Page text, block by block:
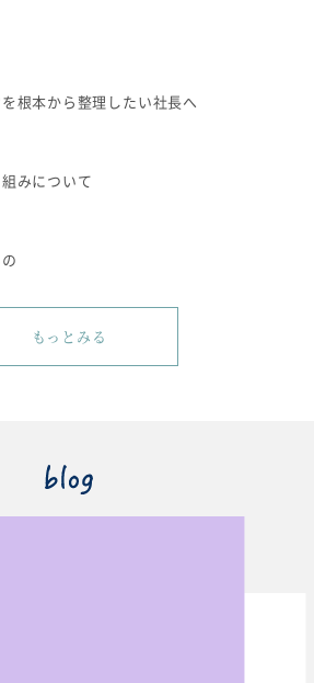
根本から整理したい社長へ
みについて
もっとみる